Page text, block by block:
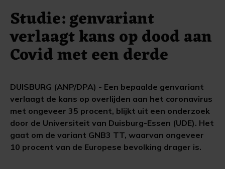
Studie: genvariant
verlaagt kans op dood aan
Covid met een derde
DUISBURG (ANP/DPA) - Een bepaalde genvariant
verlaagt de kans op overlijden aan het coronavirus
met ongeveer 35 procent, blijkt uit een onderzoek
door de Universiteit van Duisburg-Essen (UDE). Het
gaat om de variant GNB3 TT, waarvan ongeveer
10 procent van de Europese bevolking drager is.